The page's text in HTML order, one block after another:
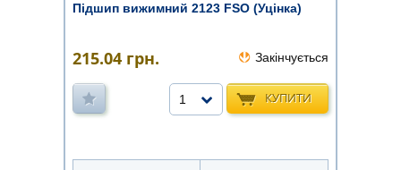
Підшип вижимний 2123 FSO (Уцінка)
215.04 грн. Закінчується
КУПИТИ
1